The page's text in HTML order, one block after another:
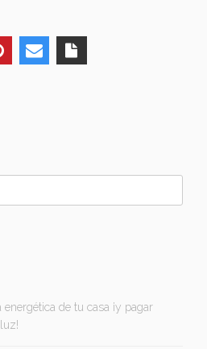
de tu casa ¡y pagar